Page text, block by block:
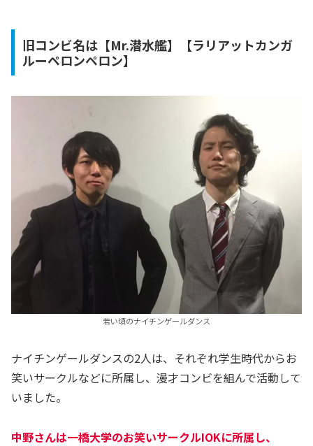
旧コンビ名は【Mr.潜水艦】【ラリアットカンガ
ルーペロンペロン】
若い頃のナイチンゲールダンス
ナイチンゲールダンスの2人は、それぞれ学生時代からお
笑いサークルなどに所属し、漫才コンビを組んで活動して
いました。
中野さんは一橋大学のお笑いサークルIOKに所属し、